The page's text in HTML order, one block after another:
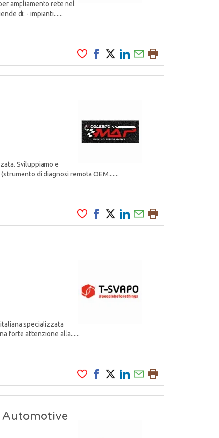
ampliamento rete nel
di: - impianti......
Sviluppiamo e
di diagnosi remota OEM,......
specializzata
forte attenzione alla......